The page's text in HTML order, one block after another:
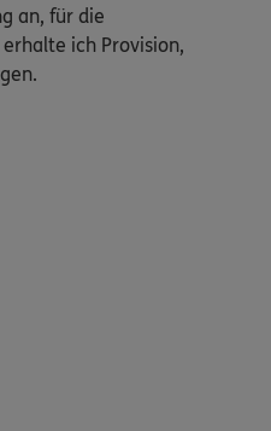
an, für die
ich Provision,